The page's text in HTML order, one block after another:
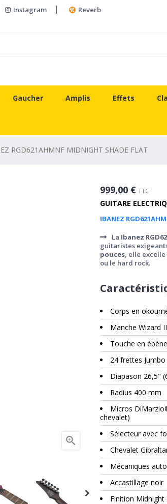
Instagram Reverb
Gaucher Amplis Effets
RGD621AHMNF MIDNIGHT SHADE FLAT

999,00 € TTC
GUITARE
IBANEZ
La Ibanez
guitaristes
pouces, elle
ou le hard rock.
Corps en
Manche Wizard
Touche en
24 frettes Jumbo
Diapason 26,5"
Radius 400 mm
Micros
chevalet)
Sélecteur avec
Chevalet
Mécaniques
Accastillage noir
Finition Midnight